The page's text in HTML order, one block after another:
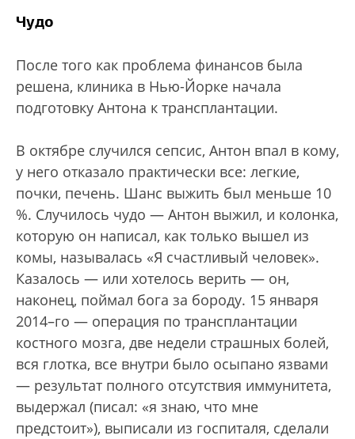
Чудо
После того как проблема финансов была
решена, клиника в Нью-Йорке начала
подготовку Антона к трансплантации.
В октябре случился сепсис, Антон впал в кому,
у него отказало практически все: легкие,
почки, печень. Шанс выжить был меньше 10
%. Случилось чудо — Антон выжил, и колонка,
которую он написал, как только вышел из
комы, называлась «Я счастливый человек».
Казалось — или хотелось верить — он,
наконец, поймал бога за бороду. 15 января
2014–го — операция по трансплантации
костного мозга, две недели страшных болей,
вся глотка, все внутри было осыпано язвами
— результат полного отсутствия иммунитета,
выдержал (писал: «я знаю, что мне
предстоит»), выписали из госпиталя, сделали